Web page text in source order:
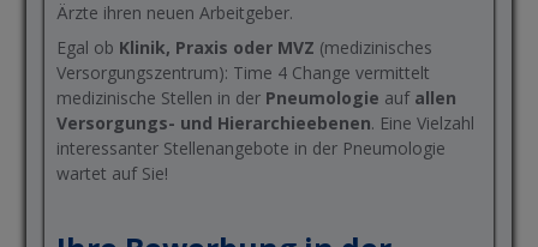
Ärzte ihren neuen Arbeitgeber.
Egal ob Klinik, Praxis oder MVZ (medizinisches
Versorgungszentrum): Time 4 Change vermittelt
medizinische Stellen in der Pneumologie auf allen
Versorgungs- und Hierarchieebenen. Eine Vielzahl
interessanter Stellenangebote in der Pneumologie
wartet auf Sie!